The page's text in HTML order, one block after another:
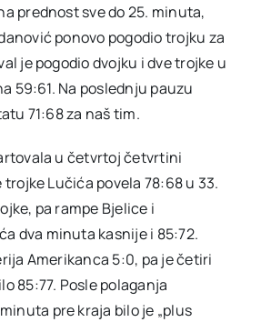
prednost sve do 25. minuta,
ponovo pogodio trojku za
je pogodio dvojku i dve trojke u
59:61. Na poslednju pauzu
71:68 za naš tim.
u četvrtoj četvrtini
trojke Lučića povela 78:68 u 33.
pa rampe Bjelice i
dva minuta kasnije i 85:72.
Amerikanca 5:0, pa je četiri
85:77. Posle polaganja
pre kraja bilo je „plus